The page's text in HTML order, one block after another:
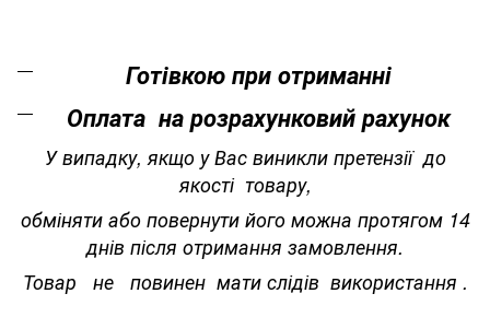
Готівкою при отриманні
Оплата на розрахунковий рахунок
У випадку, якщо у Вас виникли претензії до
якості товару,
обміняти або повернути його можна протягом 14
днів після отримання замовлення.
Товар не повинен мати слідів використання .